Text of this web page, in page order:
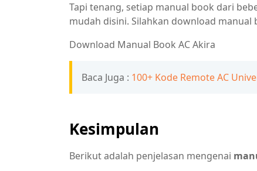
Tapi tenang, setiap manual book dari
mudah disini. Silahkan download manual
Download Manual Book AC Akira
Baca Juga : 100+ Kode Remote AC
Kesimpulan
Berikut adalah penjelasan mengenai